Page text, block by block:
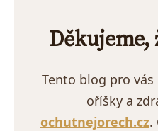
Děkujeme,
Tento blog pro
oříšky a
ochutnejorech.cz.